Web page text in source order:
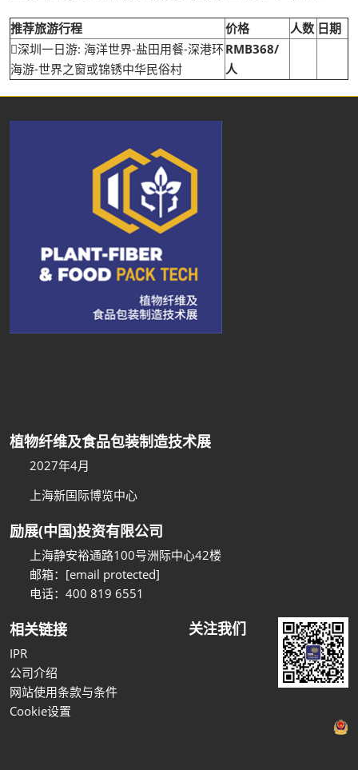
推荐旅游行程 价格 人数 日期
深圳一日游: 海洋世界-盐田用餐-深港环
海游-世界之窗或锦锈中华民俗村
RMB368/
人
植物纤维及食品包装制造技术展
2027年4月
上海新国际博览中心
励展(中国)投资有限公司
上海静安裕通路100号洲际中心42楼
邮箱： [email protected]
电话：400 819 6551
相关链接
IPR
公司介绍
网站使用条款与条件
Cookie设置
关注我们